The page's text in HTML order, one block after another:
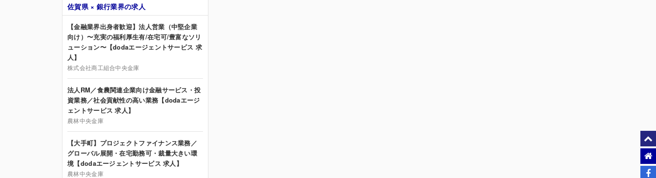
佐賀県 × 銀行業界の求人
【金融業界出身者歓迎】法人営業（中堅企業
向け）〜充実の福利厚生有/在宅可/豊富なソリ
ューション〜【dodaエージェントサービス 求
人】
株式会社商工組合中央金庫
法人RM／食農関連企業向け金融サービス・投
資業務／社会貢献性の高い業務【dodaエージ
ェントサービス 求人】
農林中央金庫
【大手町】プロジェクトファイナンス業務／
グローバル展開・在宅勤務可・裁量大きい環
境【dodaエージェントサービス 求人】
農林中央金庫